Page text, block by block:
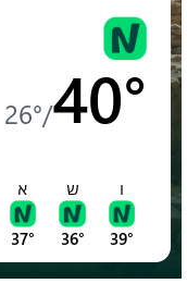
40°
/
26°
ו
39°
ש
36°
א
37°